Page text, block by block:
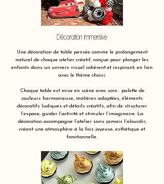
Décoration immersive
Une décoration de table pensée comme le prolongement
naturel de chaque atelier créatif, conçue pour plonger les
enfants dans un univers visuel cohérent et inspirant, en lien
avec le thème choisi.
Chaque table est mise en scène avec soin : palette de
couleurs harmonieuse, matières adaptées, éléments
décoratifs ludiques et détails créatifs, afin de structurer
l’espace, guider l’activité et stimuler l’imaginaire. La
décoration accompagne l’atelier sans jamais l’alourdir,
créant une atmosphère à la fois joyeuse, esthétique et
fonctionnelle.